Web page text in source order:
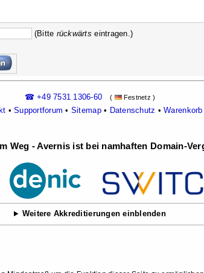
(Bitte rückwärts eintragen.)
☎ +49 7531 1306-60 ( Festnetz )
•Supportforum • Sitemap• Datenschutz •Warenkorb
Weg - Avernis ist bei namhaften Domain-
Weitere Akkreditierungen einblenden